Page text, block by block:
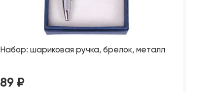
Набор: шариковая ручка, брелок, металл
89 ₽